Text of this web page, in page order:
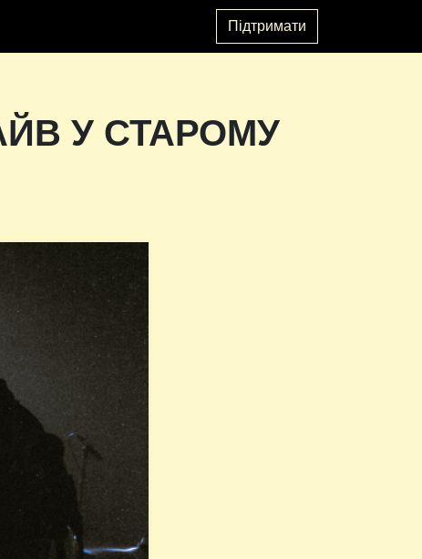
Підтримати
У СТАРОМУ